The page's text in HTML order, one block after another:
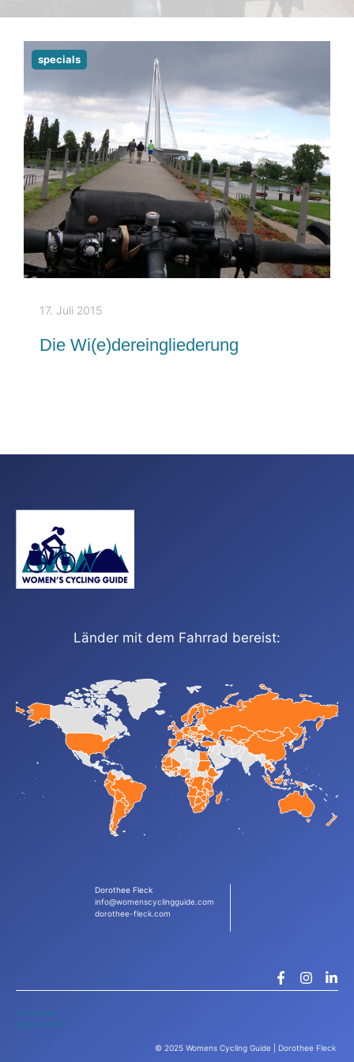
specials
17. Juli 2015
Die Wi(e)dereingliederung
Länder mit dem Fahrrad bereist:
Dorothee Fleck
info@womenscyclingguide.com
dorothee-fleck.com
Impressum
Datenschutz
© 2025 Womens Cycling Guide | Dorothee Fleck